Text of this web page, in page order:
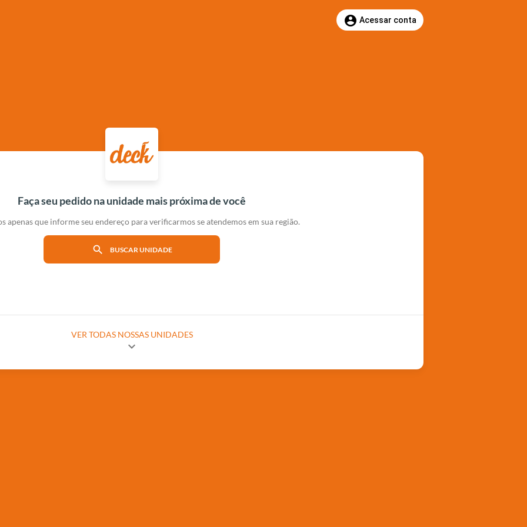
account_circle Acessar conta
Faça seu pedido na unidade mais próxima de você
apenas que informe seu endereço para verificarmos se atendemos em sua região.
search BUSCAR UNIDADE
VER TODAS NOSSAS UNIDADES
expand_more